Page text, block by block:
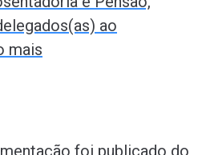
ao
mais
foi publicado do